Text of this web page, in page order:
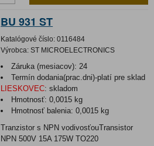
BU 931 ST
Katalógové číslo: 0116484
Výrobca: ST MICROELECTRONICS
Záruka (mesiacov): 24
Termín dodania(prac.dni)-platí pre sklad
LIESKOVEC: skladom
Hmotnosť:0,0015 kg
Hmotnosť balenia:0,0015 kg
Tranzistor s NPN vodivosťouTransistor
NPN 500V 15A 175W TO220